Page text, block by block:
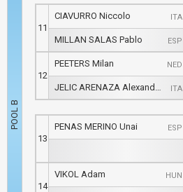
11
CIAVURRO Niccolo ITA
MILLAN SALAS Pablo ESP
12
PEETERS Milan NED
JELIC ARENAZA Alexander ITA
13
PENAS MERINO Unai ESP
14
VIKOL Adam HUN